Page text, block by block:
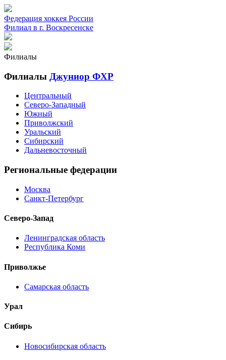
Федерация хоккея России
Филиал в г. Воскресенске
Филиалы
Филиалы Джуниор ФХР
Центральный
Северо-Западный
Южный
Приволжский
Уральский
Сибирский
Дальневосточный
Региональные федерации
Москва
Санкт-Петербург
Северо-Запад
Ленинградская область
Республика Коми
Приволжье
Самарская область
Урал
Сибирь
Новосибирская область